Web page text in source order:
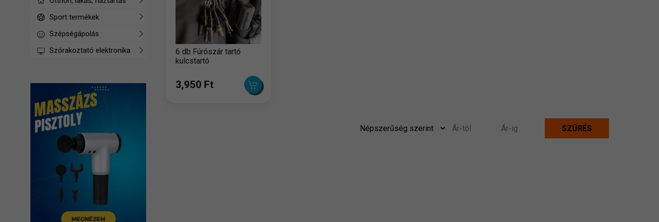
Sport termékek
Szépségápolás
Szórakoztató elektronika
6 db Fúrószár tartó
kulcstartó
3,950 Ft